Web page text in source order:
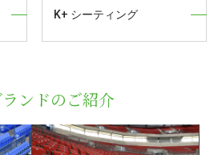
K+ シーティング
ンドのご紹介